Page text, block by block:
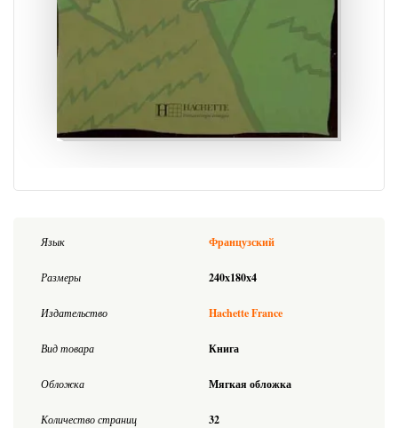
Язык Французский
Размеры 240x180x4
Издательство Hachette France
Вид товара Книга
Обложка Мягкая обложка
Количество страниц 32